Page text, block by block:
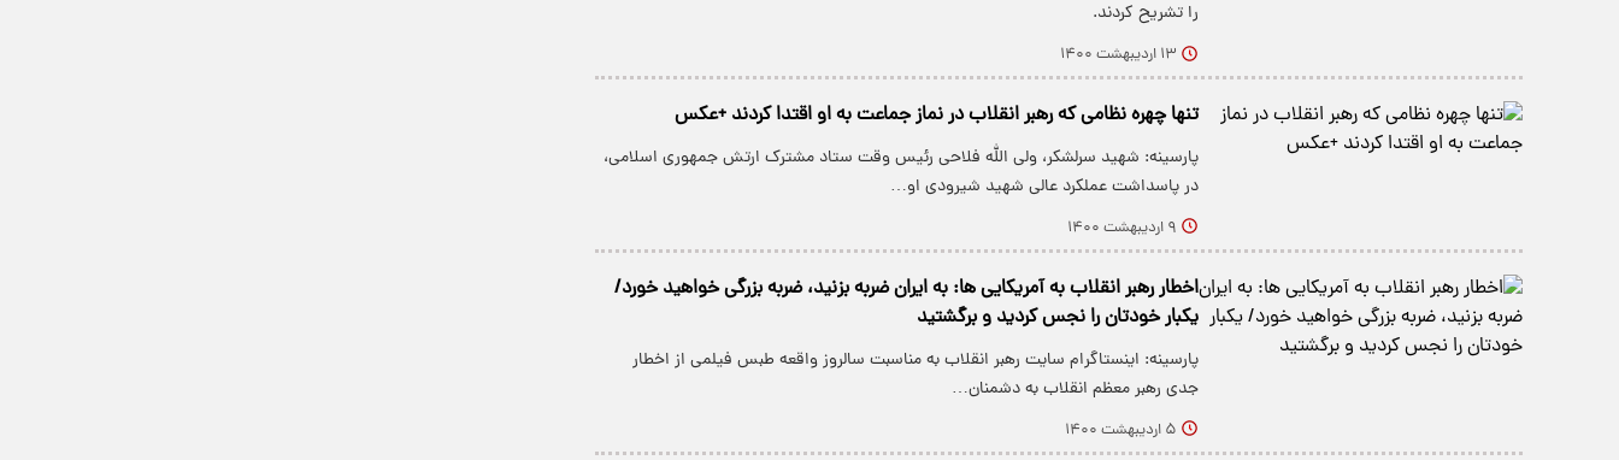
را تشریح کردند.
۱۳ اردیبهشت ۱۴۰۰
تنها چهره نظامی که رهبر انقلاب در نماز جماعت به او اقتدا کردند +عکس
پارسینه: شهید سرلشکر، ولی الله فلاحی رئیس وقت ستاد مشترک ارتش جمهوری اسلامی،
در پاسداشت عملکرد عالی شهید شیرودی او…
۹ اردیبهشت ۱۴۰۰
اخطار رهبر انقلاب به آمریکایی ها: به ایران ضربه بزنید، ضربه بزرگی خواهید خورد/
یکبار خودتان را نجس کردید و برگشتید
پارسینه: اینستاگرام سایت رهبر انقلاب به مناسبت سالروز واقعه طبس فیلمی از اخطار
جدی رهبر معظم انقلاب به دشمنان…
۵ اردیبهشت ۱۴۰۰